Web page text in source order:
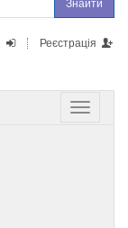
Знайти
Реєстрація